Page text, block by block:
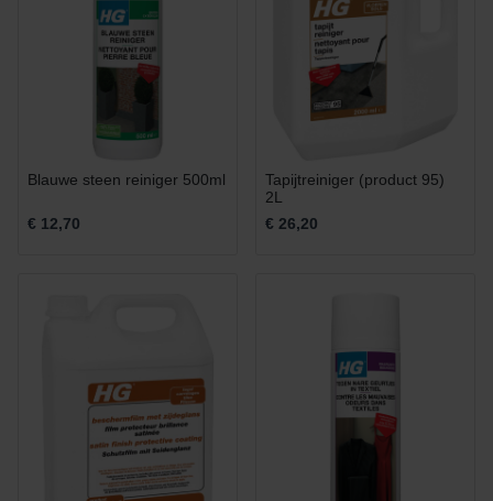
Blauwe steen reiniger 500ml
€ 12,70
Tapijtreiniger (product 95)
2L
€ 26,20